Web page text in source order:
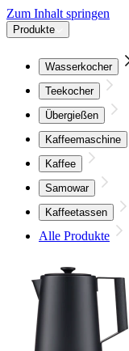
Zum Inhalt springen
Produkte
Wasserkocher
Teekocher
Übergießen
Kaffeemaschine
Kaffee
Samowar
Kaffeetassen
Alle Produkte